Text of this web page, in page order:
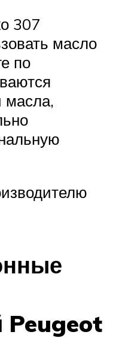
307
масло
по
масла,
Peugeot